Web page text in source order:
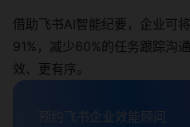
借助飞书AI智能纪要，企业可
91%，减少60%的任务跟踪沟
效、更有序。
预约飞书企业效能顾问